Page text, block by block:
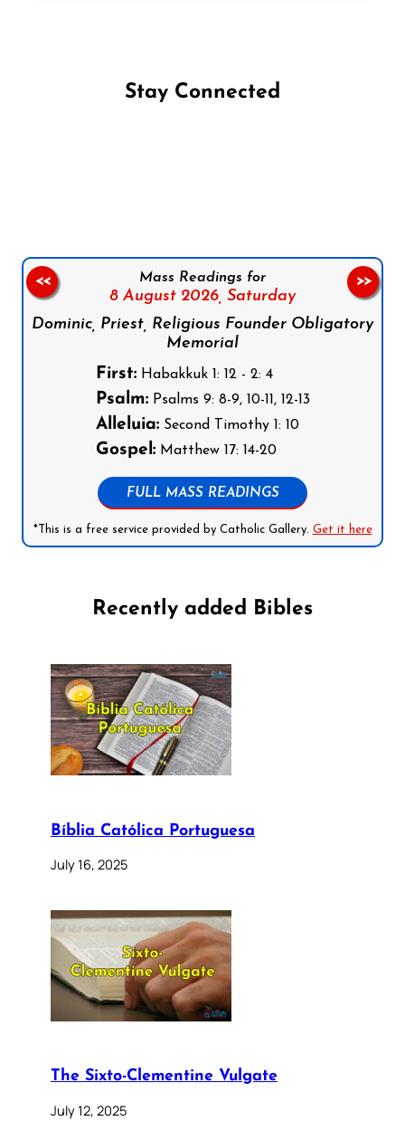
Stay Connected
Mass Readings for
8 August 2026, Saturday
Dominic, Priest, Religious Founder Obligatory
Memorial
First:Habakkuk 1: 12 - 2: 4
Psalm:Psalms 9: 8-9, 10-11, 12-13
Alleluia:Second Timothy 1: 10
Gospel:Matthew 17: 14-20
FULL MASS READINGS
*This is a free service provided by Catholic Gallery. Get it here
<< >>
Recently added Bibles
Bíblia Católica Portuguesa
July 16, 2025
The Sixto-Clementine Vulgate
July 12, 2025